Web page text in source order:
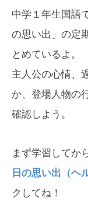
中学１年生国語
の思い出」の定
とめているよ。
主人公の心情、
か、登場人物の
確認しよう。
まず学習してか
日の思い出（ヘ
クしてね！